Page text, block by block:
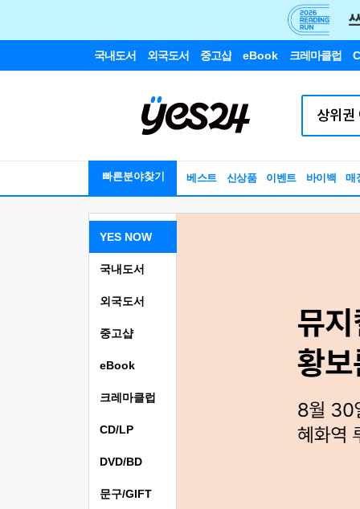
국내도서 외국도서 중고샵 eBook 크레마클럽
빠른분야찾기 베스트 신상품 이벤트 바이백 매
YES NOW
국내도서
외국도서
중고샵
eBook
크레마클럽
CD/LP
DVD/BD
문구/GIFT